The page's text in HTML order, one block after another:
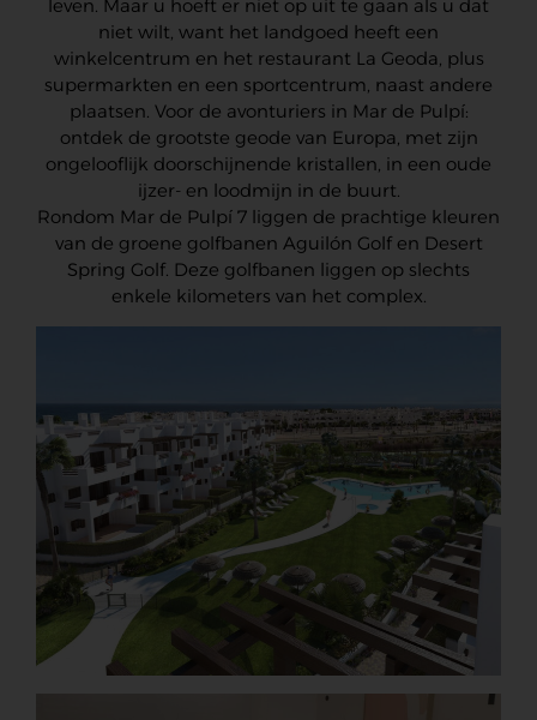
leven. Maar u hoeft er niet op uit te gaan als u dat
niet wilt, want het landgoed heeft een
winkelcentrum en het restaurant La Geoda, plus
supermarkten en een sportcentrum, naast andere
plaatsen. Voor de avonturiers in Mar de Pulpí:
ontdek de grootste geode van Europa, met zijn
ongelooflijk doorschijnende kristallen, in een oude
ijzer- en loodmijn in de buurt.
Rondom Mar de Pulpí 7 liggen de prachtige kleuren
van de groene golfbanen Aguilón Golf en Desert
Spring Golf. Deze golfbanen liggen op slechts
enkele kilometers van het complex.